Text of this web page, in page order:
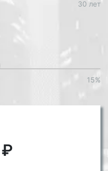
30 лет
15%
₽